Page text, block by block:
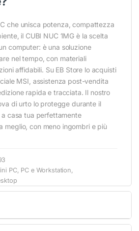
che unisca potenza, compattezza
il CUBI NUC 1MG è la scelta
computer: è una soluzione
nel tempo, con materiali
affidabili. Su EB Store lo acquisti
MSI, assistenza post-vendita
rapida e tracciata. Il nostro
di urto lo protegge durante il
casa tua perfettamente
meglio, con meno ingombri e più
PC, PC e Workstation